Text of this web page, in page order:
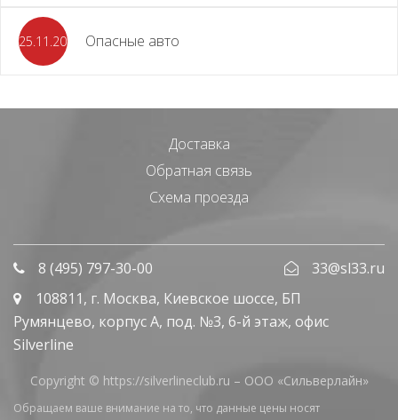
25.11.2023 Опасные авто
Доставка
Обратная связь
Схема проезда
8 (495) 797-30-00
33@sl33.ru
108811, г. Москва, Киевское шоссе, БП
Румянцево, корпус А, под. №3, 6-й этаж, офис
Silverline
Copyright © https://silverlineclub.ru – ООО «Сильверлайн»
Обращаем ваше внимание на то, что данные цены носят